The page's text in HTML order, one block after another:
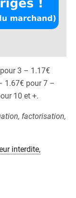
3 – 1.17€
1.67€ pour 7 –
10 et +.
factorisation,
interdite,